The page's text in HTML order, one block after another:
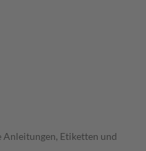
Etiketten und